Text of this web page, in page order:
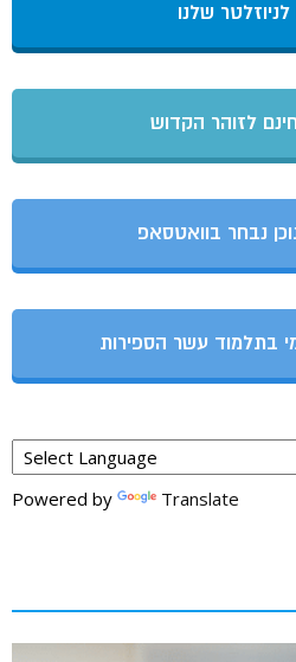
שלנו
לזוהר הקדוש
נבחר בוואטסאפ
בתלמוד עשר הספירות
Powered by Translate